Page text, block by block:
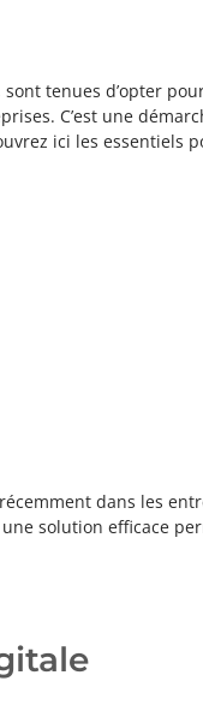
tenues d’opter
C’est une
ici les essentiels
dans les
une solution efficace